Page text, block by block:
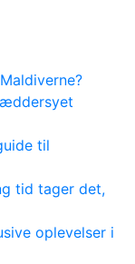
til
tid tager det,
oplevelser i